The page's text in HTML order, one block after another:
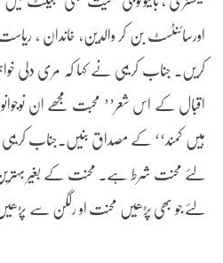
اورسائنٹسٹ بن کر والدین، خاندان ،
کریں۔ جناب کریمی نے کہا کہ مری دلی
اقبال کے اس شعر’’ محبت مجھے ان
ہیں کمند‘‘ کے مصداق بنیں۔جناب
لئے محنت شرط ہے۔ محنت کے بغیر
لئے جو بھی پڑھیں محنت او رلگن سے